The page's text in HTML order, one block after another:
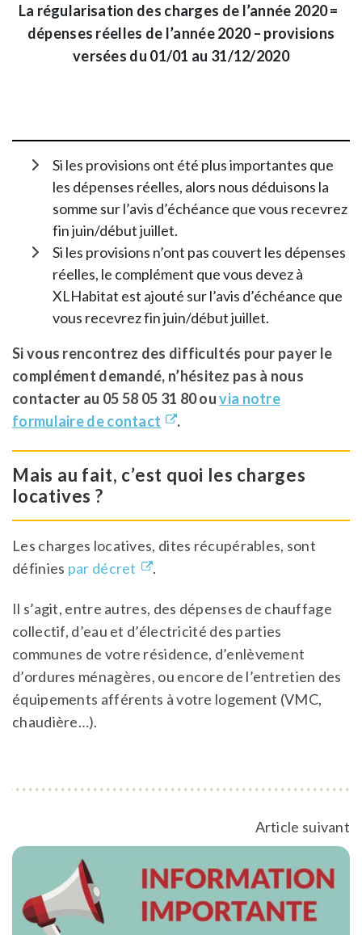
La régularisation des charges de l’année 2020 =
dépenses réelles de l’année 2020 – provisions
versées du 01/01 au 31/12/2020
Si les provisions ont été plus importantes que
les dépenses réelles, alors nous déduisons la
somme sur l’avis d’échéance que vous recevrez
fin juin/début juillet.
Si les provisions n’ont pas couvert les dépenses
réelles, le complément que vous devez à
XLHabitat est ajouté sur l’avis d’échéance que
vous recevrez fin juin/début juillet.
Si vous rencontrez des difficultés pour payer le
complément demandé, n’hésitez pas à nous
contacter au 05 58 05 31 80 ouvia notre
formulaire de contact
.
Mais au fait, c’est quoi les charges
locatives ?
Les charges locatives, dites récupérables, sont
définies par décret .
Il s’agit, entre autres, des dépenses de chauffage
collectif, d’eau et d’électricité des parties
communes de votre résidence, d’enlèvement
d’ordures ménagères, ou encore de l’entretien des
équipements afférents à votre logement (VMC,
chaudière…).
Article suivant